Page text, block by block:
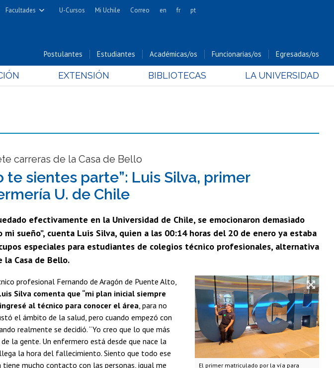
Facultades
Cs. Físicas y Matemáticas
Cs. Forestales y Conservación
Cs. Químicas y Farmacéuticas
Cs. Sociales
Estudios Avanzados en Educación
Estudios Internacionales
Nutrición y Tecnología de
Alimentos
Bachillerato
U-Cursos Mi Uchile Correo en fr pt
Postulantes Estudiantes Académicas/os Funcionarias/os Egresadas/os
EXTENSIÓN BIBLIOTECAS LA UNIVERSIDAD
carreras de la Casa de Bello
te sientes parte”: Luis Silva, primer
U. de Chile
efectivamente en la Universidad de Chile, se emocionaron demasiado
sueño”, cuenta Luis Silva, quien a las 00:14 horas del 20 de enero ya estaba
especiales para estudiantes de colegios técnico profesionales, alternativa
Casa de Bello.
El primer matriculado por la vía para
profesional Fernando de Aragón de Puente Alto,
Silva comenta que “mi plan inicial siempre
al técnico para conocer el área , para no
el ámbito de la salud, pero cuando empezó con
realmente se decidió. “Yo creo que lo que más
la gente. Un enfermero está desde que nace la
la hora del fallecimiento. Siento que todo ese
mucho contacto con las personas, igual me